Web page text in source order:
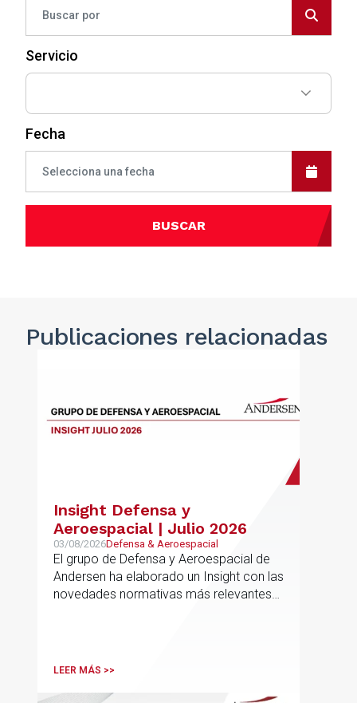
Servicio
Fecha
BUSCAR
Publicaciones relacionadas
Insight Defensa y
Aeroespacial | Julio 2026
03/08/2026Defensa & Aeroespacial
El grupo de Defensa y Aeroespacial de
Andersen ha elaborado un Insight con las
novedades normativas más relevantes
LEER MÁS >>